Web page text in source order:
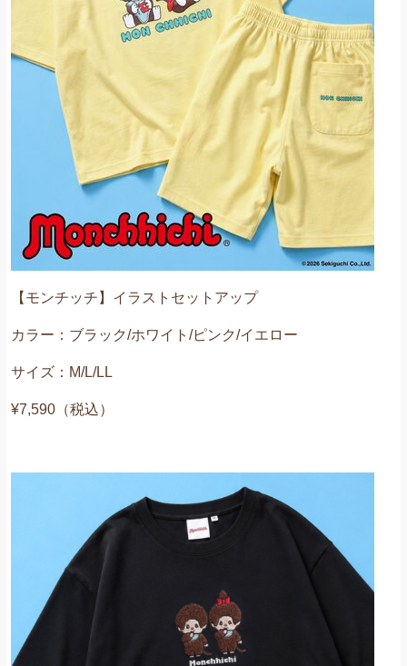
【モンチッチ】イラストセットアップ
カラー：ブラック/ホワイト/ピンク/イエロー
サイズ：M/L/LL
¥7,590（税込）